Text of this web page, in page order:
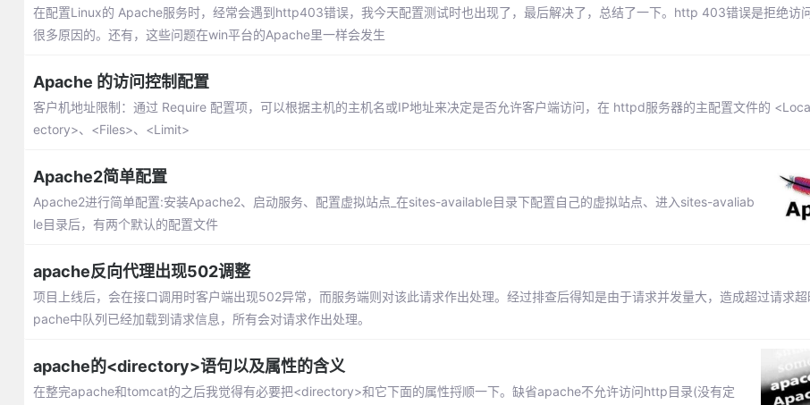
在配置Linux的 Apache服务时，经常会遇到http403错误，我今天配置测试时也出现了，最后解决了，总结了一下。http 403错误是拒绝访
很多原因的。还有，这些问题在win平台的Apache里一样会发生
Apache 的访问控制配置
客户机地址限制：通过 Require 配置项，可以根据主机的主机名或IP地址来决定是否允许客户端访问，在 httpd服务器的主配置文件的
ectory>、<Files>、<Limit>
Apache2简单配置
Apache2进行简单配置:安装Apache2、启动服务、配置虚拟站点_在sites-available目录下配置自己的虚拟站点、进入sites-avaliab
le目录后，有两个默认的配置文件
apache反向代理出现502调整
项目上线后，会在接口调用时客户端出现502异常，而服务端则对该此请求作出处理。经过排查后得知是由于请求并发量大，造成超过请求
pache中队列已经加载到请求信息，所有会对请求作出处理。
apache的<directory>语句以及属性的含义
在整完apache和tomcat的之后我觉得有必要把<directory>和它下面的属性捋顺一下。缺省apache不允许访问http目录(没有定